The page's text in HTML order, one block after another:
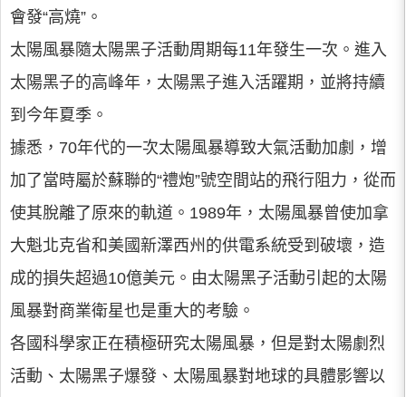
會發“高燒”。
太陽風暴隨太陽黑子活動周期每11年發生一次。進入
太陽黑子的高峰年，太陽黑子進入活躍期，並將持續
到今年夏季。
據悉，70年代的一次太陽風暴導致大氣活動加劇，增
加了當時屬於蘇聯的“禮炮”號空間站的飛行阻力，從而
使其脫離了原來的軌道。1989年，太陽風暴曾使加拿
大魁北克省和美國新澤西州的供電系統受到破壞，造
成的損失超過10億美元。由太陽黑子活動引起的太陽
風暴對商業衛星也是重大的考驗。
各國科學家正在積極研究太陽風暴，但是對太陽劇烈
活動、太陽黑子爆發、太陽風暴對地球的具體影響以